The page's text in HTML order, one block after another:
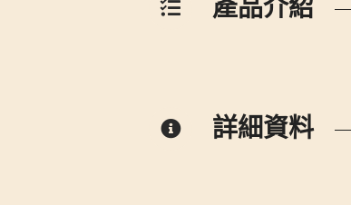
產品介紹
詳細資料